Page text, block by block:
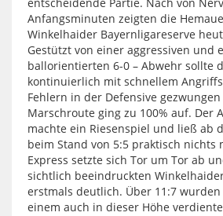
entscheidende Partie. Nach von
Anfangsminuten zeigten die
Winkelhaider Bayernligareserve
Gestützt von einer aggressiven und
ballorientierten 6-0 – Abwehr sollte
kontinuierlich mit schnellem
Fehlern in der Defensive
Marschroute ging zu 100% auf. Der
machte ein Riesenspiel und ließ ab
beim Stand von 5:5 praktisch nichts
Express setzte sich Tor um Tor ab
sichtlich beeindruckten
erstmals deutlich. Über 11:7
einem auch in dieser Höhe